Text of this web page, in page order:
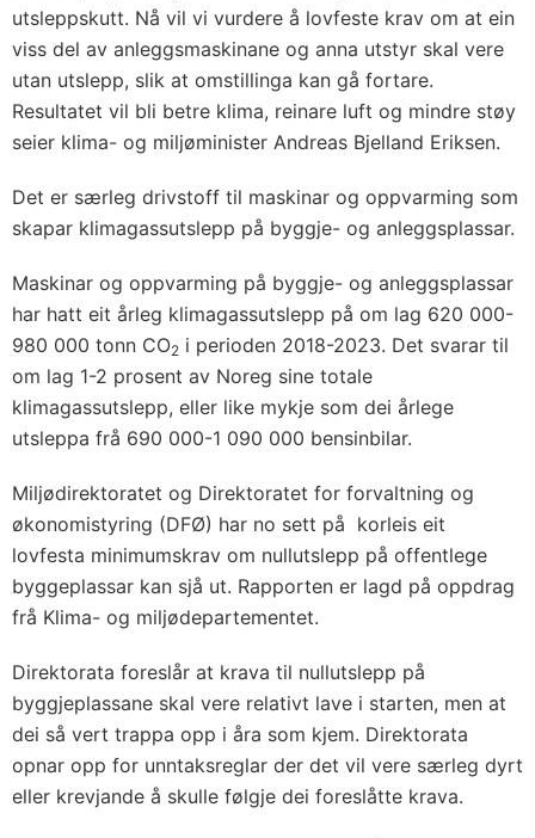
utsleppskutt. Nå vil vi vurdere å lovfeste krav om at ein
viss del av anleggsmaskinane og anna utstyr skal vere
utan utslepp, slik at omstillinga kan gå fortare.
Resultatet vil bli betre klima, reinare luft og mindre støy
seier klima- og miljøminister Andreas Bjelland Eriksen.
Det er særleg drivstoff til maskinar og oppvarming som
skapar klimagassutslepp på byggje- og anleggsplassar.
Maskinar og oppvarming på byggje- og anleggsplassar
har hatt eit årleg klimagassutslepp på om lag 620 000-
980 000 tonn CO2 i perioden 2018-2023. Det svarar til
om lag 1-2 prosent av Noreg sine totale
klimagassutslepp, eller like mykje som dei årlege
utsleppa frå 690 000-1 090 000 bensinbilar.
Miljødirektoratet og Direktoratet for forvaltning og
økonomistyring (DFØ) har no sett på korleis eit
lovfesta minimumskrav om nullutslepp på offentlege
byggeplassar kan sjå ut. Rapporten er lagd på oppdrag
frå Klima- og miljødepartementet.
Direktorata foreslår at krava til nullutslepp på
byggjeplassane skal vere relativt lave i starten, men at
dei så vert trappa opp i åra som kjem. Direktorata
opnar opp for unntaksreglar der det vil vere særleg dyrt
eller krevjande å skulle følgje dei foreslåtte krava.